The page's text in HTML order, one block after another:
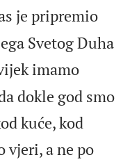
je pripremio
Svetog Duha
imamo
dokle god smo
kuće, kod
vjeri, a ne po